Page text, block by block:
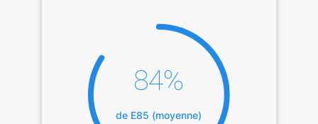
84%
de E85 (moyenne)